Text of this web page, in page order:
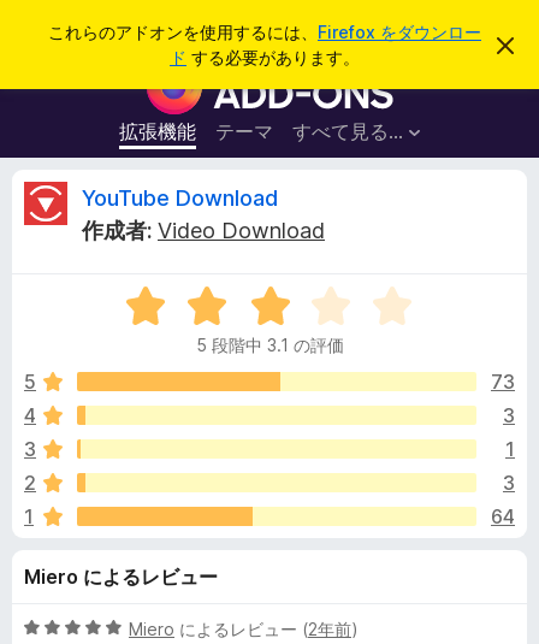
これらのアドオンを使用するには、 Firefox をダウンロー
ド する必要があります。
こ
を
F
i
r
e
f
x
ラ
ウ
ザ
ー
ド
オ
ン
拡張機能 テーマ すべて見る...
ログイン
Y
T
u
b
e
D
YouTube Download
作成者: Video Download
5
段
中
.
の
価
5 段階中 3.1 の評価
5
73
4
3
3
1
2
3
1
64
Miero によるレビュー
5
Miero によるレビュー (2年前)